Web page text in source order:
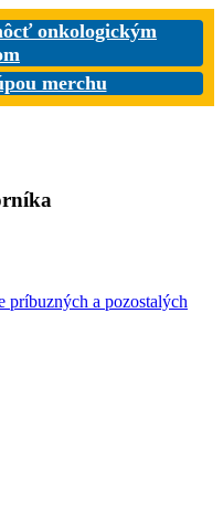
onkologickým
merchu
príbuzných a pozostalých